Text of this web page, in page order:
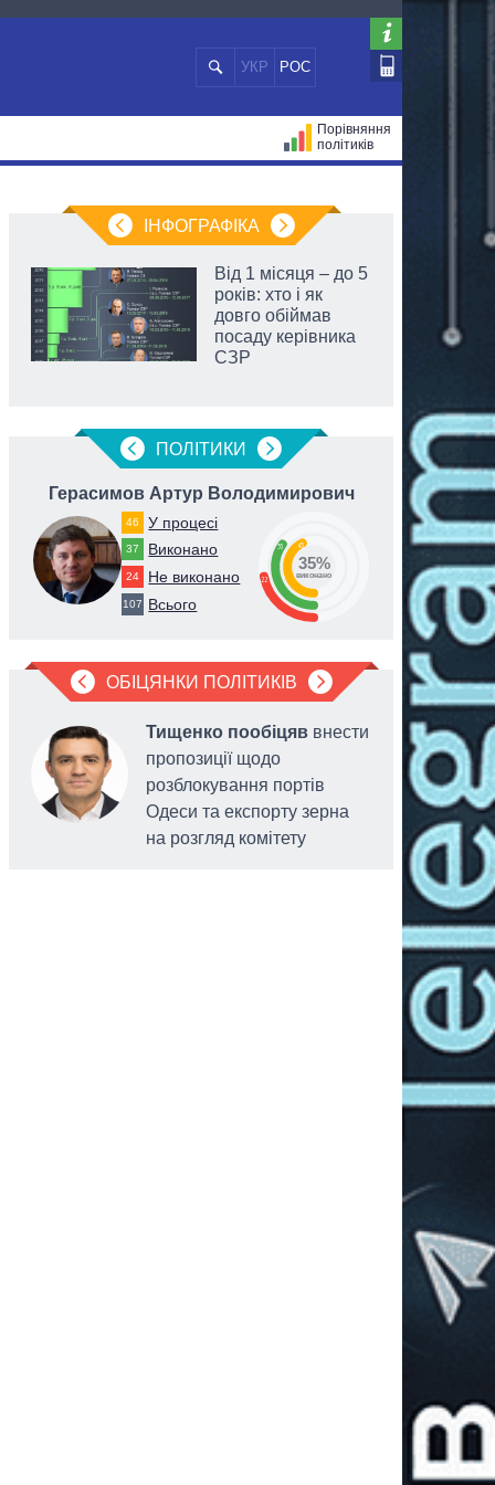
УКР РОС
Порівняння
політиків
ІНФОГРАФІКА
Від 1 місяця – до 5
років: хто і як
довго обіймав
посаду керівника
СЗР
ПОЛIТИКИ
Герасимов Артур Володимирович
46 У процесі
37 Виконано
24 Не виконано
107 Всього
22
35 43
35%
виконано
ОБІЦЯНКИ ПОЛІТИКІВ
Тищенко пообіцяв внести
пропозиції щодо
розблокування портів
Одеси та експорту зерна
на розгляд комітету